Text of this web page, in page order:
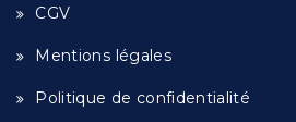
CGV
Mentions légales
Politique de confidentialité